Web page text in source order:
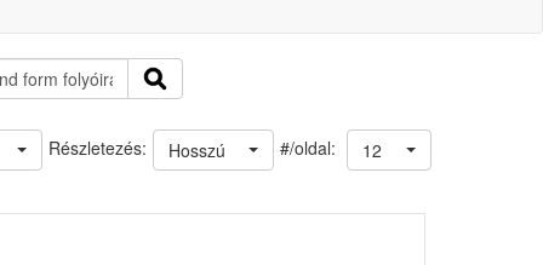
#/oldal: 12
Hosszú
Részletezés: